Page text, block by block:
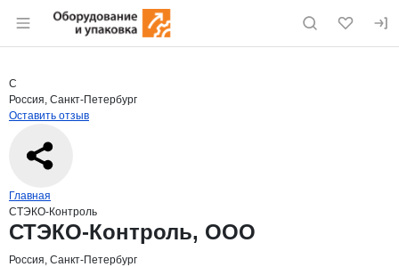
Раздел навигации по сайту eqinfo.ru
Страница компании
Страница компании
Краткая информация о компании
С
Россия, Санкт-Петербург
Оставить отзыв
Навигация по сайту
Главная
СТЭКО-Контроль
Основная информация о компании
СТЭКО-Контроль, ООО
Россия, Санкт-Петербург